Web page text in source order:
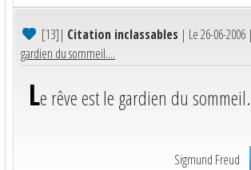
[13]| Citation inclassables | Le 26-06-2006 |
gardien du sommeil....
Le rêve est le gardien du sommeil.
Sigmund Freud